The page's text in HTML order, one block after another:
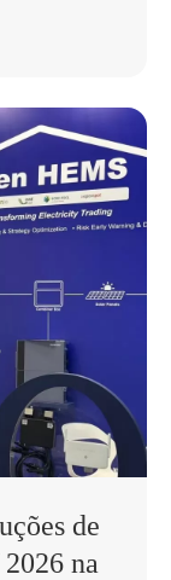
de
na